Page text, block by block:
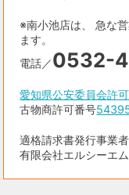
※南小池店は、 急な
ます。
電話／0532-
愛知県公安委員会許可
古物商許可番号
適格請求書発行事
有限会社エルシーエム